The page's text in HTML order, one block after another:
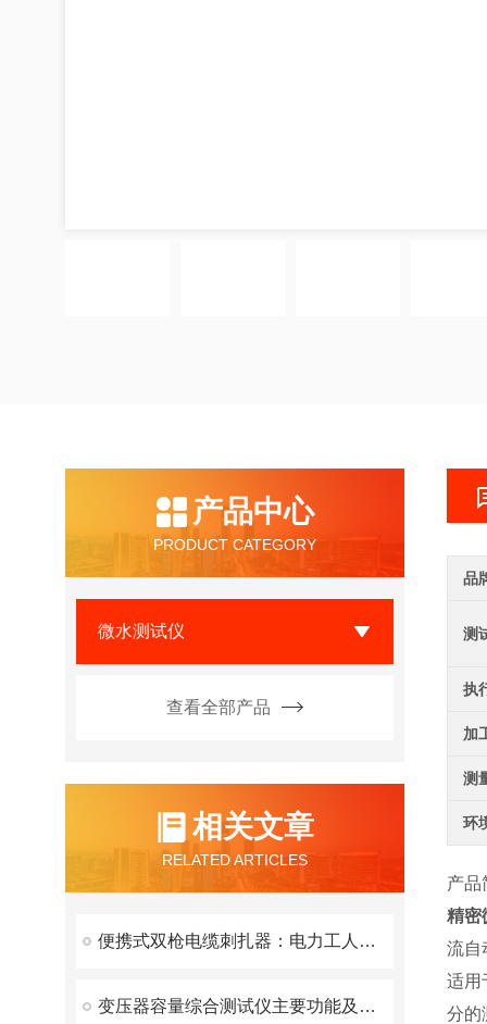
产品中心
PRODUCT CATEGORY
微水测试仪
查看全部产品
相关文章
RELATED ARTICLES
便携式双枪电缆刺扎器：电力工人不可少的工具
变压器容量综合测试仪主要功能及技术参数
品
测
执
加
测
环
产品
精密
流自
适用
分的